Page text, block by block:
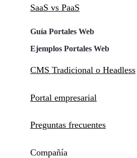
SaaS vs PaaS
Guía Portales Web
Ejemplos Portales Web
CMS Tradicional o Headless
Portal empresarial
Preguntas frecuentes
Compañía